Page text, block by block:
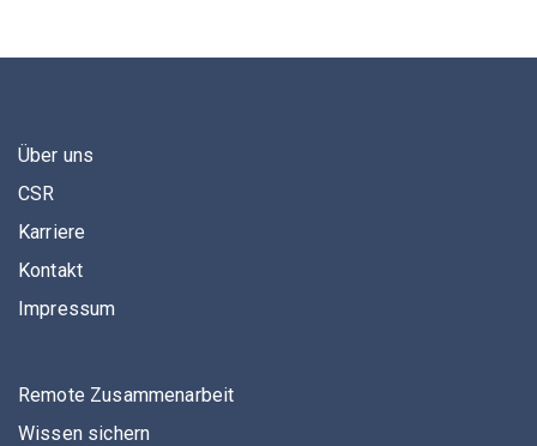
Über uns
CSR
Karriere
Kontakt
Impressum
Remote Zusammenarbeit
Wissen sichern